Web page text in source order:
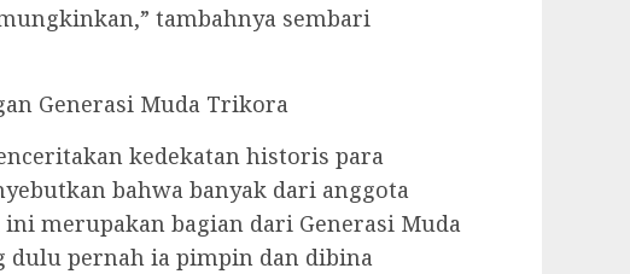
tambahnya sembari
Generasi Muda Trikora
kedekatan historis para
bahwa banyak dari anggota
merupakan bagian dari Generasi Muda
dulu pernah ia pimpin dan dibina